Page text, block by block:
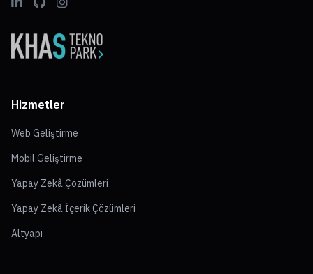
Hizmetler
Web Geliştirme
Mobil Geliştirme
Yapay Zekâ Çözümleri
Yapay Zekâ İçerik Çözümleri
Altyapı